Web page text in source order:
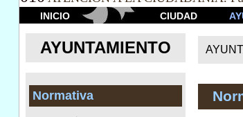
INICIO CIUDAD
AYUNTAMIENTO
Normativa